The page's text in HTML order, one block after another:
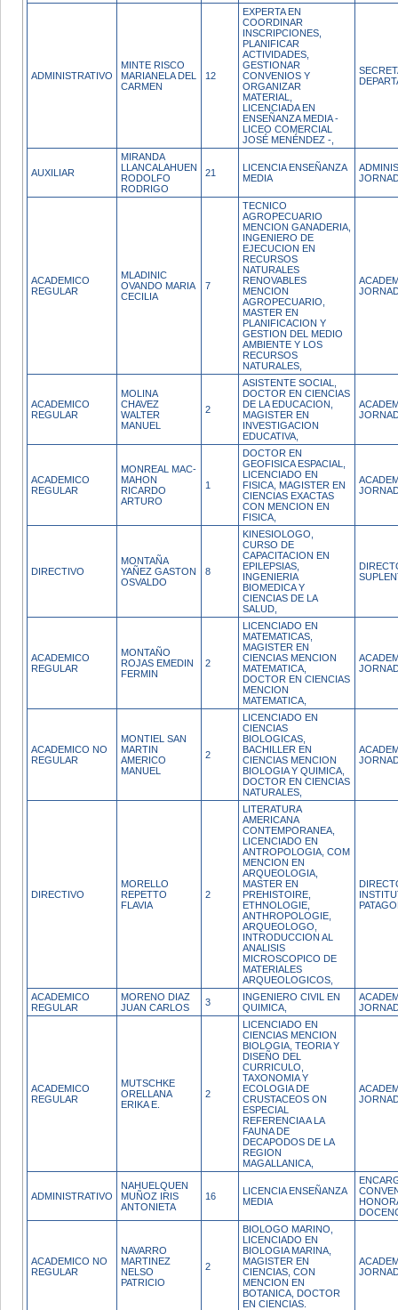
ADMINISTRATIVO
MINTE RISCO
MARIANELA DEL
CARMEN
12
EXPERTA EN
COORDINAR
INSCRIPCIONES,
PLANIFICAR
ACTIVIDADES,
GESTIONAR
CONVENIOS Y
ORGANIZAR
MATERIAL,
LICENCIADA EN
ENSEÑANZA MEDIA -
LICEO COMERCIAL
JOSÉ MENÉNDEZ -,
AUXILIAR
MIRANDA
LLANCALAHUEN
RODOLFO
RODRIGO
21
LICENCIA ENSEÑANZA
MEDIA
ACADEMICO
REGULAR
MLADINIC
OVANDO MARIA
CECILIA
7
TECNICO
AGROPECUARIO
MENCION GANADERIA,
INGENIERO DE
EJECUCION EN
RECURSOS
NATURALES
RENOVABLES
MENCION
AGROPECUARIO,
MASTER EN
PLANIFICACION Y
GESTION DEL MEDIO
AMBIENTE Y LOS
RECURSOS
NATURALES,
ACADEMICO
REGULAR
MOLINA
CHAVEZ
WALTER
MANUEL
2
ASISTENTE SOCIAL,
DOCTOR EN CIENCIAS
DE LA EDUCACION,
MAGISTER EN
INVESTIGACION
EDUCATIVA,
ACADEMICO
REGULAR
MONREAL MAC-
MAHON
RICARDO
ARTURO
1
DOCTOR EN
GEOFISICA ESPACIAL,
LICENCIADO EN
FISICA, MAGISTER EN
CIENCIAS EXACTAS
CON MENCION EN
FISICA,
DIRECTIVO
MONTAÑA
YAÑEZ GASTON
OSVALDO
8
KINESIOLOGO,
CURSO DE
CAPACITACION EN
EPILEPSIAS,
INGENIERIA
BIOMEDICA Y
CIENCIAS DE LA
SALUD,
ACADEMICO
REGULAR
MONTAÑO
ROJAS EMEDIN
FERMIN
2
LICENCIADO EN
MATEMATICAS,
MAGISTER EN
CIENCIAS MENCION
MATEMATICA,
DOCTOR EN CIENCIAS
MENCION
MATEMATICA,
ACADEMICO NO
REGULAR
MONTIEL SAN
MARTIN
AMERICO
MANUEL
2
LICENCIADO EN
CIENCIAS
BIOLOGICAS,
BACHILLER EN
CIENCIAS MENCION
BIOLOGIA Y QUIMICA,
DOCTOR EN CIENCIAS
NATURALES,
DIRECTIVO
MORELLO
REPETTO
FLAVIA
2
LITERATURA
AMERICANA
CONTEMPORANEA,
LICENCIADO EN
ANTROPOLOGIA, COM
MENCION EN
ARQUEOLOGIA,
MASTER EN
PREHISTOIRE,
ETHNOLOGIE,
ANTHROPOLOGIE,
ARQUEOLOGO,
INTRODUCCION AL
ANALISIS
MICROSCOPICO DE
MATERIALES
ARQUEOLOGICOS,
ACADEMICO
REGULAR
MORENO DIAZ
JUAN CARLOS
3
INGENIERO CIVIL EN
QUIMICA,
ACADEMICO
REGULAR
MUTSCHKE
ORELLANA
ERIKA E.
2
LICENCIADO EN
CIENCIAS MENCION
BIOLOGIA, TEORIA Y
DISEÑO DEL
CURRICULO,
TAXONOMIA Y
ECOLOGIA DE
CRUSTACEOS ON
ESPECIAL
REFERENCIA A LA
FAUNA DE
DECAPODOS DE LA
REGION
MAGALLANICA,
ADMINISTRATIVO
NAHUELQUEN
MUÑOZ IRIS
ANTONIETA
16
LICENCIA ENSEÑANZA
MEDIA
ACADEMICO NO
REGULAR
NAVARRO
MARTINEZ
NELSO
PATRICIO
2
BIOLOGO MARINO,
LICENCIADO EN
BIOLOGIA MARINA,
MAGISTER EN
CIENCIAS, CON
MENCION EN
BOTANICA, DOCTOR
EN CIENCIAS.